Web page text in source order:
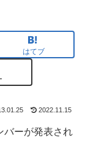
はてブ
2022.11.15
バーが発表され